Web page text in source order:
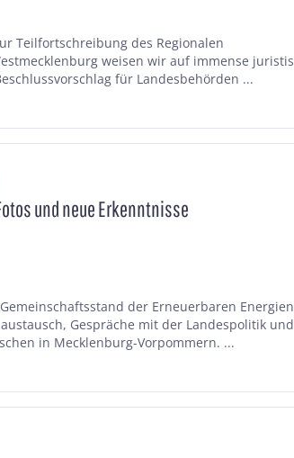
Teilfortschreibung des Regionalen
weisen wir auf immense
für Landesbehörden ...
und neue Erkenntnisse
der Erneuerbaren
Gespräche mit der Landespolitik
in Mecklenburg-Vorpommern. ...